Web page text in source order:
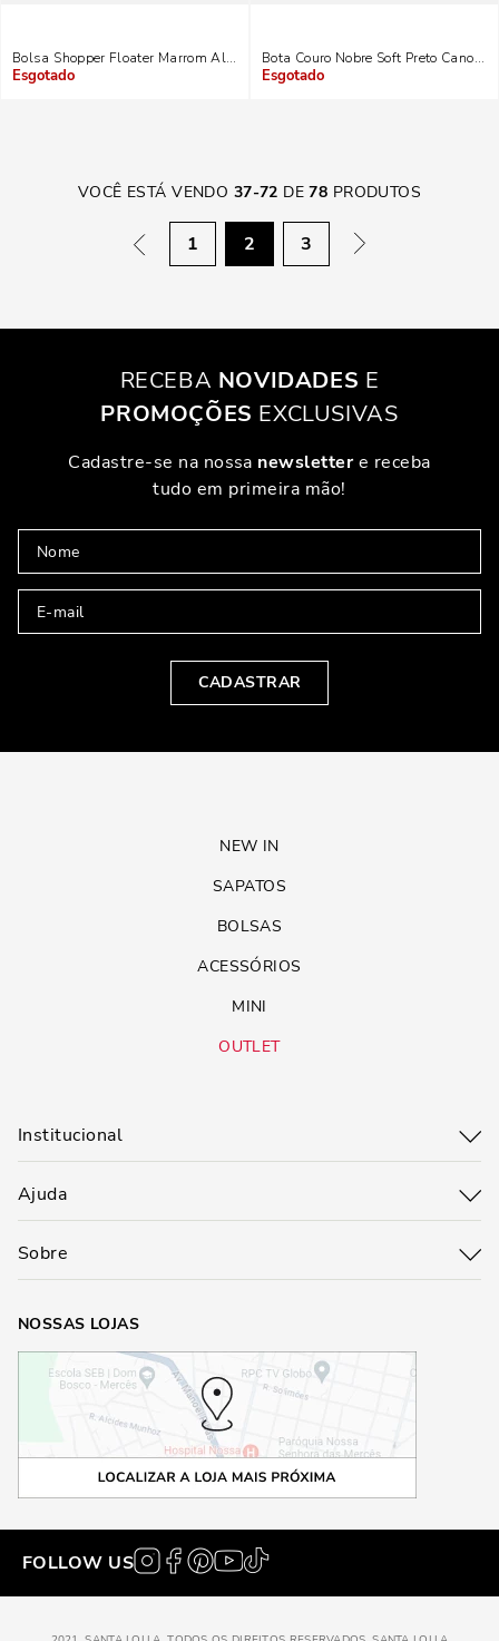
Bolsa Shopper Floater Marrom Alça De Ombro
Indisponível
Bota Couro Nobre Soft Preto Cano
Indisponível
VOCÊ ESTÁ VENDO 37-72 DE78 PRODUTOS
1 2 3
RECEBA NOVIDADES E
PROMOÇÕES EXCLUSIVAS
Cadastre-se na nossa newslettere receba
tudo em primeira mão!
CADASTRAR
NEW IN
SAPATOS
BOLSAS
ACESSÓRIOS
MINI
OUTLET
Institucional
Ajuda
Sobre
NOSSAS LOJAS
FOLLOW US